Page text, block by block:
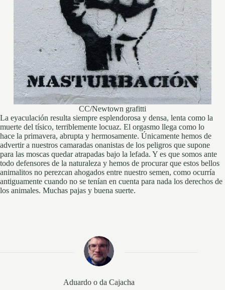
CC/Newtown grafitti
La eyaculación resulta siempre esplendorosa y densa, lenta como la
muerte del tísico, terriblemente locuaz. El orgasmo llega como lo
hace la primavera, abrupta y hermosamente. Únicamente hemos de
advertir a nuestros camaradas onanistas de los peligros que supone
para las moscas quedar atrapadas bajo la lefada. Y es que somos ante
todo defensores de la naturaleza y hemos de procurar que estos bellos
animalitos no perezcan ahogados entre nuestro semen, como ocurría
antiguamente cuando no se tenían en cuenta para nada los derechos de
los animales. Muchas pajas y buena suerte.
Aduardo o da Cajacha